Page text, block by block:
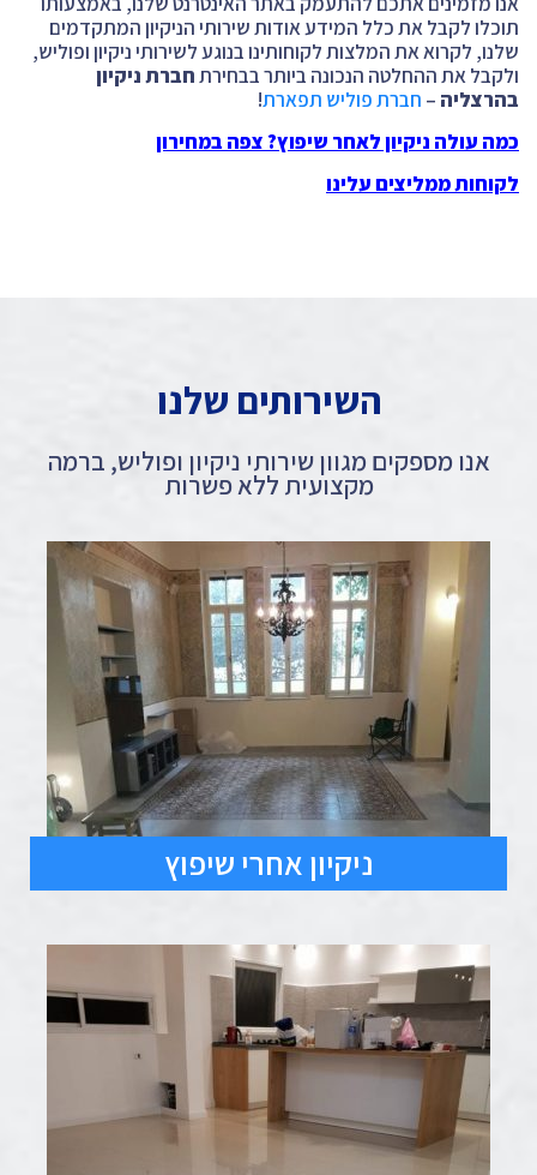
תוכלו לקבל את כלל המידע אודות שירותי הניקיון המתקדמים
שלנו, לקרוא את המלצות לקוחותינו בנוגע לשירותי ניקיון ופוליש,
ולקבל את ההחלטה הנכונה ביותר בבחירתחברת ניקיון
בהרצליה – חברת פוליש תפארת!
כמה עולה ניקיון לאחר שיפוץ? צפה במחירון
לקוחות ממליצים עלינו
השירותים שלנו
אנו מספקים מגוון שירותי ניקיון ופוליש, ברמה
מקצועית ללא פשרות
ניקיון אחרי שיפוץ